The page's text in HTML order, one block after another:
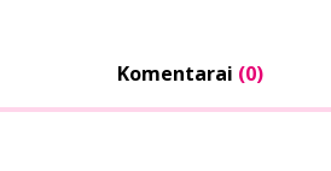
Komentarai (0)